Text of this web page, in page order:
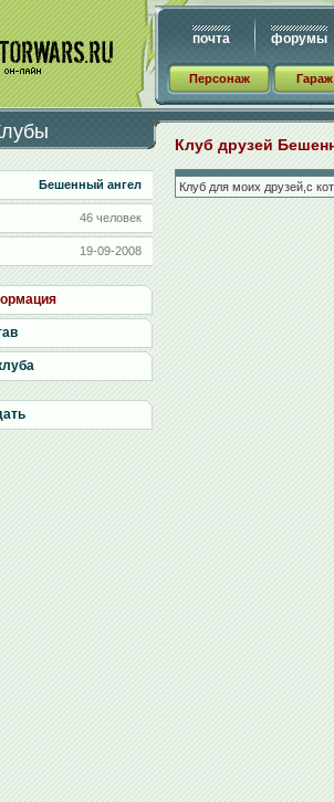
почта форумы
Персонаж Гараж
Бешенный ангел
46 человек
19-09-2008
Клуб друзей
Клуб для моих друзей,с